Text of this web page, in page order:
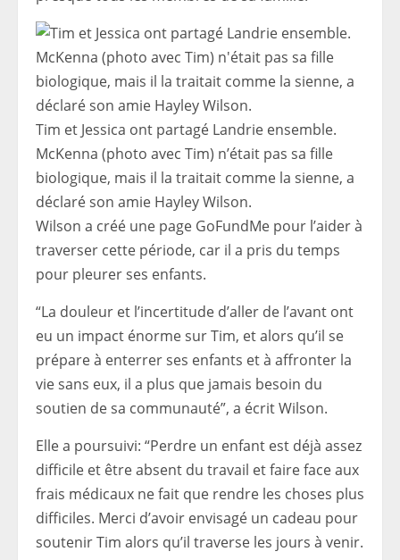
Tim et Jessica ont partagé Landrie ensemble.
McKenna (photo avec Tim) n’était pas sa fille
biologique, mais il la traitait comme la sienne, a
déclaré son amie Hayley Wilson.
Wilson a créé une page GoFundMe pour l’aider à
traverser cette période, car il a pris du temps
pour pleurer ses enfants.
“La douleur et l’incertitude d’aller de l’avant ont
eu un impact énorme sur Tim, et alors qu’il se
prépare à enterrer ses enfants et à affronter la
vie sans eux, il a plus que jamais besoin du
soutien de sa communauté”, a écrit Wilson.
Elle a poursuivi: “Perdre un enfant est déjà assez
difficile et être absent du travail et faire face aux
frais médicaux ne fait que rendre les choses plus
difficiles. Merci d’avoir envisagé un cadeau pour
soutenir Tim alors qu’il traverse les jours à venir.